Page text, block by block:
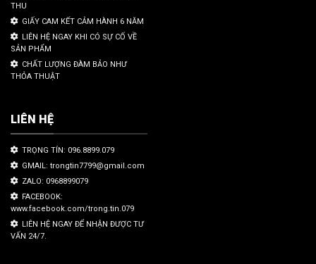
THU
GIẤY CAM KẾT CẢM HÀNH 6 NĂM
LIÊN HỆ NGAY KHI CÓ SỰ CỐ VỀ
SẢN PHẨM
CHẤT LƯỢNG ĐÀM BẢO NHƯ
THỎA THUẬT
LIÊN HỆ
TRỌNG TÍN: 096.8899.079
GMAIL: trongtin7799@gmail.com
ZALO: 0968899079
FACEBOOK:
www.facebook.com/trong.tin.079
LIÊN HỆ NGAY ĐỂ NHẬN ĐƯỢC TƯ
VẤN 24/7.